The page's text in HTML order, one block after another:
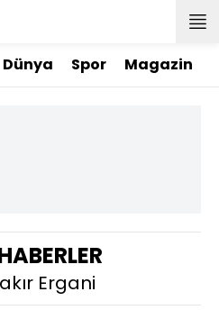
Dünya Spor Magazin
Ergani